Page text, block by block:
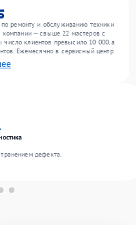
ремонту и обслуживанию техники
компании — свыше 22 мастеров с
число клиентов превысило 10 000, а
Ежемесячно в сервисный центр
. Мы работаем с широким спектром
обслуживания благодаря
дефекта.